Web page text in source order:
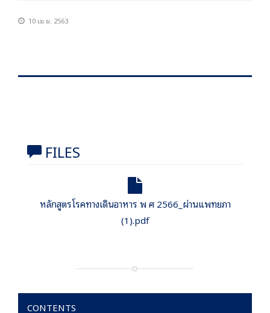
10 เม.ย. 2563
FILES
หลักสูตรโรคทางเดินอาหาร พ ศ 2566_ผ่านแพทยภา
(1).pdf
CONTENTS